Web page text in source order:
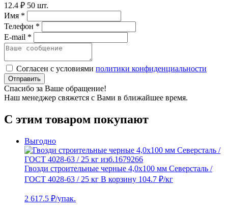
12.4 ₽ 50 шт.
Имя *
Телефон *
E-mail *
Согласен с условиями политики конфиденциальности
Отправить
Спасибо за Ваше обращение!
Наш менеджер свяжется с Вами в ближайшее время.
С этим товаром покупают
Выгодно
Гвозди строительные черные 4,0х100 мм Северсталь /
ГОСТ 4028-63 / 25 кг В корзину 104.7 ₽/кг
2 617.5 ₽/упак.